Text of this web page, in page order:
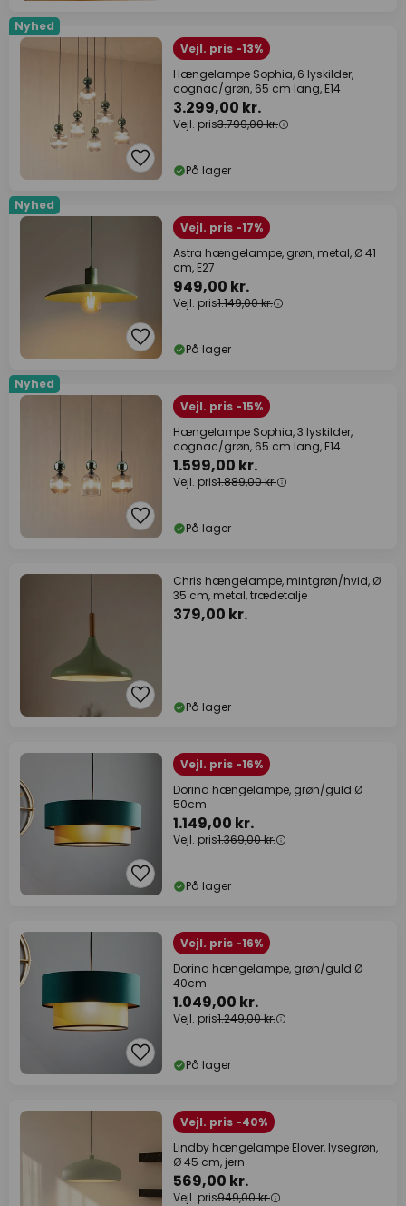
Nyhed
Vejl. pris -13%
Hængelampe Sophia, 6 lyskilder,
cognac/grøn, 65 cm lang, E14
3.299,00 kr.
Vejl. pris3.799,00 kr.
På lager
Nyhed
Vejl. pris -17%
Astra hængelampe, grøn, metal, Ø 41
cm, E27
949,00 kr.
Vejl. pris1.149,00 kr.
På lager
Nyhed
Vejl. pris -15%
Hængelampe Sophia, 3 lyskilder,
cognac/grøn, 65 cm lang, E14
1.599,00 kr.
Vejl. pris1.889,00 kr.
På lager
Chris hængelampe, mintgrøn/hvid, Ø
35 cm, metal, trædetalje
379,00 kr.
På lager
Vejl. pris -16%
Dorina hængelampe, grøn/guld Ø
50cm
1.149,00 kr.
Vejl. pris1.369,00 kr.
På lager
Vejl. pris -16%
Dorina hængelampe, grøn/guld Ø
40cm
1.049,00 kr.
Vejl. pris1.249,00 kr.
På lager
Vejl. pris -40%
Lindby hængelampe Elover, lysegrøn,
Ø 45 cm, jern
569,00 kr.
Vejl. pris949,00 kr.